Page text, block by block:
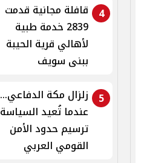
4
قافلة مجانية قدمت
2839 خدمة طبية
لأهالي قرية الحيبة
ببنى سويف
5
زلزال مكة الدفاعي...
عندما تُعيد السياسة
ترسيم حدود الأمن
القومي العربي